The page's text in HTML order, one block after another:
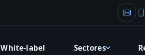
White-label Sectores